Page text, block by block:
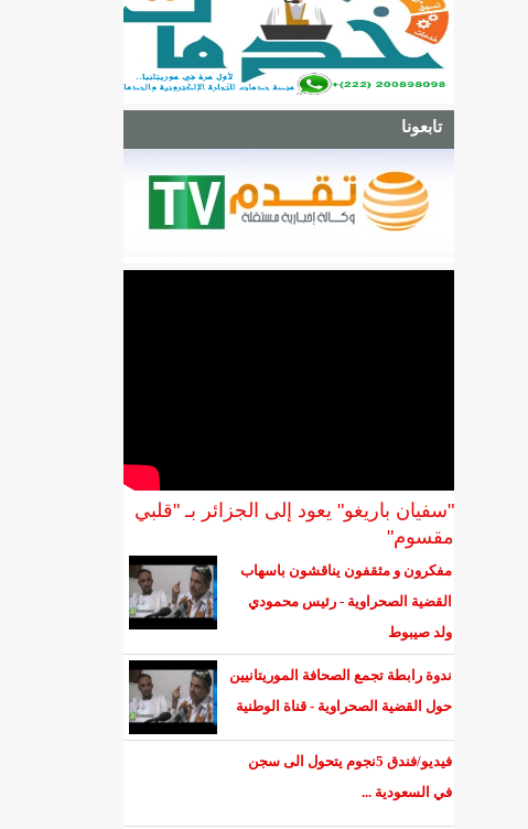
تابعونا
"سفيان باريغو" يعود إلى الجزائر بـ "قلبي
مقسوم"
مفكرون و مثقفون يناقشون باسهاب
القضية الصحراوية - رئيس محمودي
ولد صيبوط
ندوة رابطة تجمع الصحافة الموريتانيين
حول القضية الصحراوية - قناة الوطنية
فيديو/فندق 5نجوم يتحول الى سجن
في السعودية ...